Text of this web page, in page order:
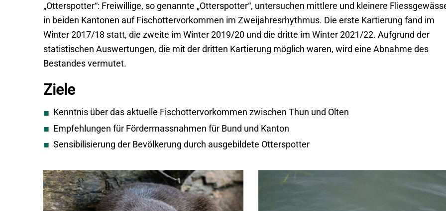
„Otterspotter“: Freiwillige, so genannte „Otterspotter“, untersuchen mittlere und kleinere
in beiden Kantonen auf Fischottervorkommen im Zweijahresrhythmus. Die erste Kartierung fand im
Winter 2017/18 statt, die zweite im Winter 2019/20 und die dritte im Winter 2021/22. Aufgrund der
statistischen Auswertungen, die mit der dritten Kartierung möglich waren, wird eine Abnahme des
Bestandes vermutet.
Ziele
Kenntnis über das aktuelle Fischottervorkommen zwischen Thun und Olten
Empfehlungen für Fördermassnahmen für Bund und Kanton
Sensibilisierung der Bevölkerung durch ausgebildete Otterspotter